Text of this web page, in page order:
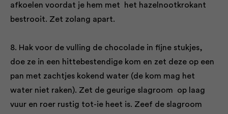
afkoelen voordat je hem met het hazelnootkrokant
bestrooit. Zet zolang apart.
8. Hak voor de vulling de chocolade in fijne stukjes,
doe ze in een hittebestendige kom en zet deze op een
pan met zachtjes kokend water (de kom mag het
water niet raken). Zet de geurige slagroom op laag
vuur en roer rustig tot-ie heet is. Zeef de slagroom